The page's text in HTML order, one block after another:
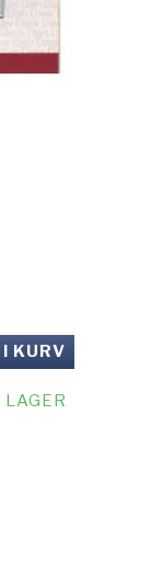
KURV
LAGER